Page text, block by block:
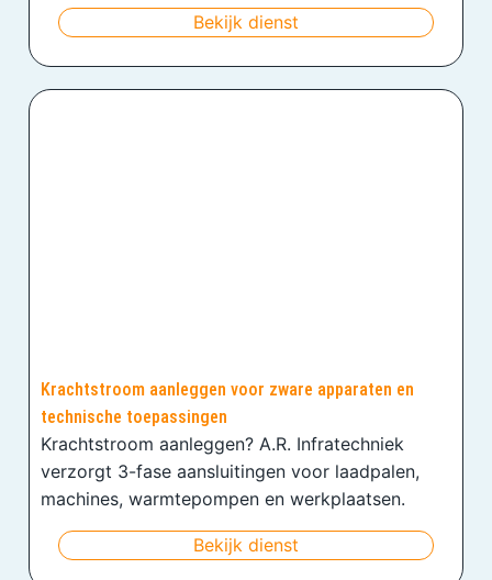
Bekijk dienst
Krachtstroom aanleggen voor zware apparaten en
technische toepassingen
Krachtstroom aanleggen? A.R. Infratechniek
verzorgt 3-fase aansluitingen voor laadpalen,
machines, warmtepompen en werkplaatsen.
Bekijk dienst